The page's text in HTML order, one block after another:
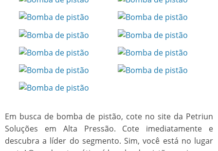
Em busca de bomba de pistão, cote no site da Petriun
Soluções em Alta Pressão. Cote imediatamente e
descubra a líder do segmento. Sim, você está no lugar